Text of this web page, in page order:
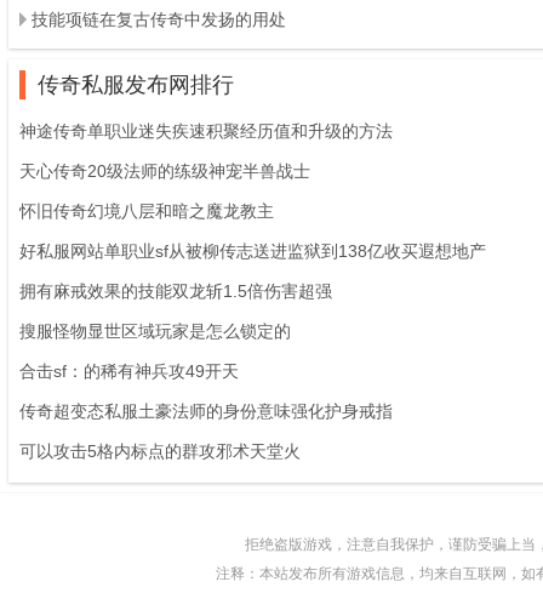
技能项链在复古传奇中发扬的用处
传奇私服发布网排行
神途传奇单职业迷失疾速积聚经历值和升级的方法
天心传奇20级法师的练级神宠半兽战士
怀旧传奇幻境八层和暗之魔龙教主
好私服网站单职业sf从被柳传志送进监狱到138亿收买遐想地产
拥有麻戒效果的技能双龙斩1.5倍伤害超强
搜服怪物显世区域玩家是怎么锁定的
合击sf：的稀有神兵攻49开天
传奇超变态私服土豪法师的身份意味强化护身戒指
可以攻击5格内标点的群攻邪术天堂火
拒绝盗版游戏，注意自我保护，谨防受骗上
注释：本站发布所有游戏信息，均来自互联网，